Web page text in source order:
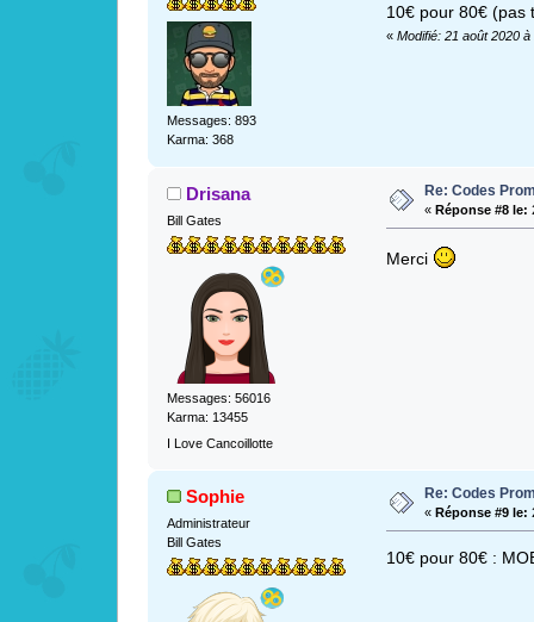
Messages: 893
Karma: 368
10€ pour 80€ (pas
« Modifié: 21 août 2020
Drisana
Bill Gates
Messages: 56016
Karma: 13455
I Love Cancoillotte
Re: Codes
« Réponse #8 le:
Merci
Sophie
Administrateur
Bill Gates
Re: Codes
« Réponse #9 le:
10€ pour 80€ :